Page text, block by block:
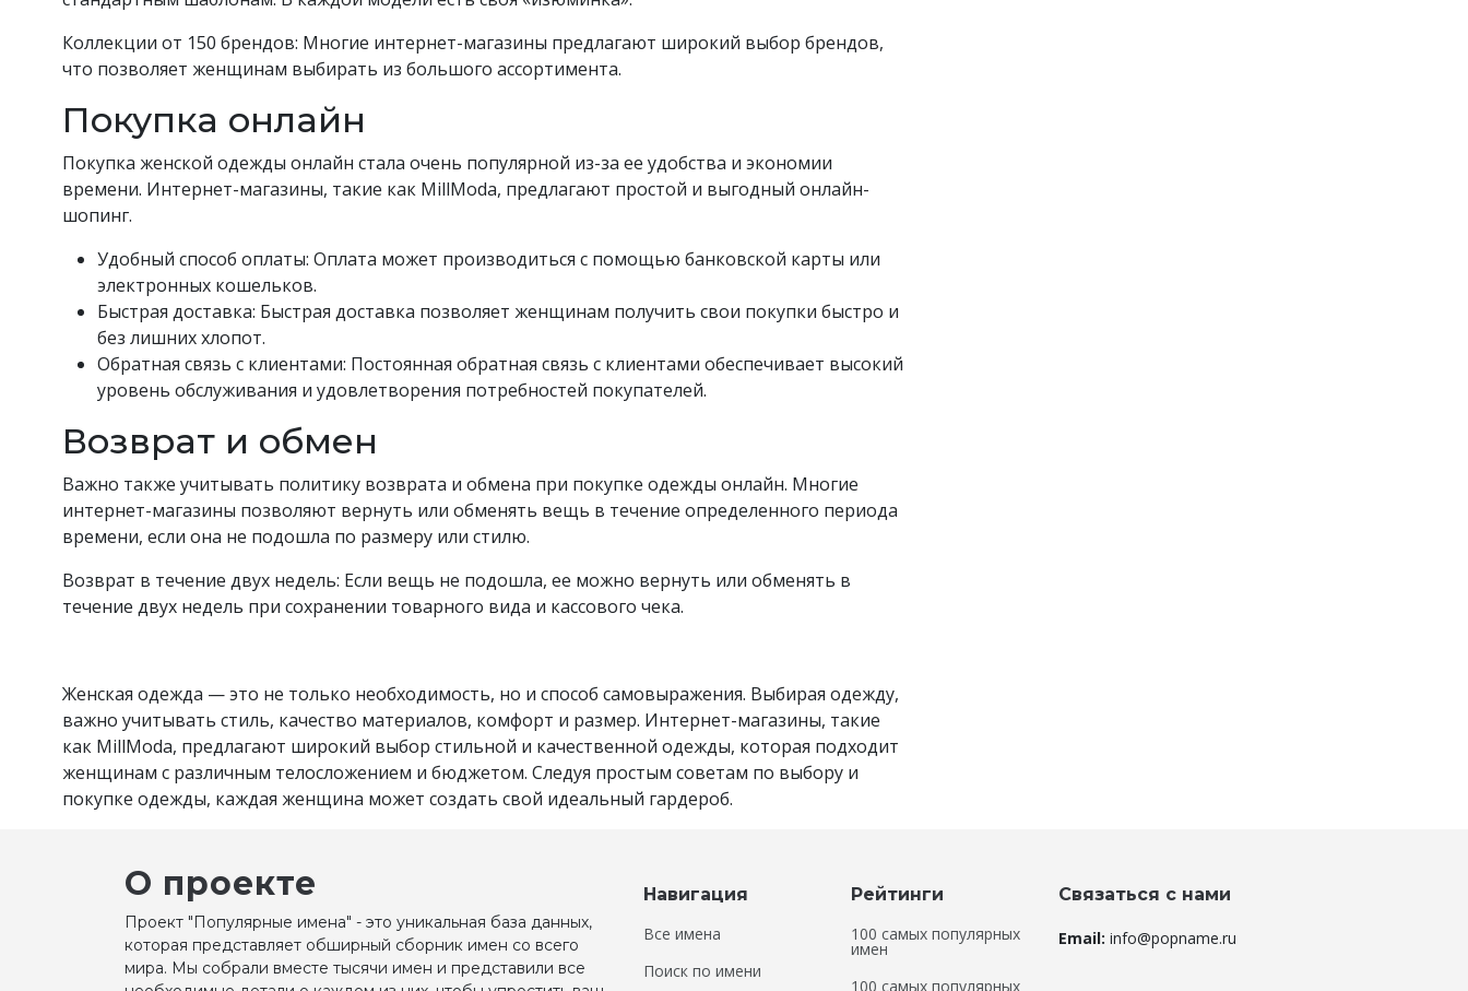
Коллекции от 150 брендов: Многие интернет-магазины предлагают широкий выбор брендов,
что позволяет женщинам выбирать из большого ассортимента.
Покупка онлайн
Покупка женской одежды онлайн стала очень популярной из-за ее удобства и экономии
времени. Интернет-магазины, такие как MillModa, предлагают простой и выгодный онлайн-
шопинг.
Удобный способ оплаты: Оплата может производиться с помощью банковской карты или
электронных кошельков.
Быстрая доставка: Быстрая доставка позволяет женщинам получить свои покупки быстро и
без лишних хлопот.
Обратная связь с клиентами: Постоянная обратная связь с клиентами обеспечивает высокий
уровень обслуживания и удовлетворения потребностей покупателей.
Возврат и обмен
Важно также учитывать политику возврата и обмена при покупке одежды онлайн. Многие
интернет-магазины позволяют вернуть или обменять вещь в течение определенного периода
времени, если она не подошла по размеру или стилю.
Возврат в течение двух недель: Если вещь не подошла, ее можно вернуть или обменять в
течение двух недель при сохранении товарного вида и кассового чека.
Женская одежда — это не только необходимость, но и способ самовыражения. Выбирая одежду,
важно учитывать стиль, качество материалов, комфорт и размер. Интернет-магазины, такие
как MillModa, предлагают широкий выбор стильной и качественной одежды, которая подходит
женщинам с различным телосложением и бюджетом. Следуя простым советам по выбору и
покупке одежды, каждая женщина может создать свой идеальный гардероб.
О проекте
Проект "Популярные имена" - это уникальная база данных,
которая представляет обширный сборник имен со всего
мира. Мы собрали вместе тысячи имен и представили все
Навигация
Все имена
Поиск по имени
Рейтинги
100 самых популярных
имен
100 самых популярных
Связаться с нами
Email: info@popname.ru